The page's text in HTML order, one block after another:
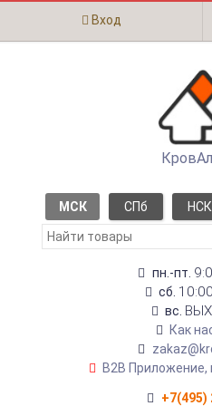
Вход
МСК СПб НСК
пн.-пт.
сб.
вс.
Как
B2B Приложение,
+7(495)